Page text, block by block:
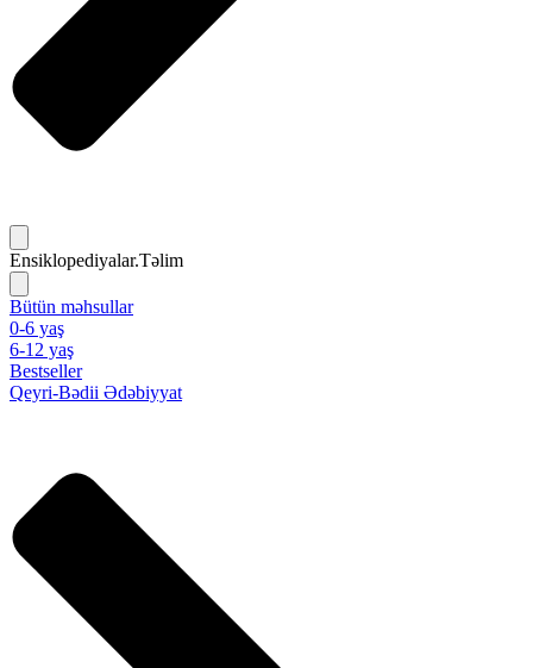
Ensiklopediyalar.Təlim
Bütün məhsullar
0-6 yaş
6-12 yaş
Bestseller
Qeyri-Bədii Ədəbiyyat